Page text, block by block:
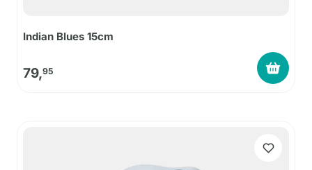
Indian Blues 15cm
79,95